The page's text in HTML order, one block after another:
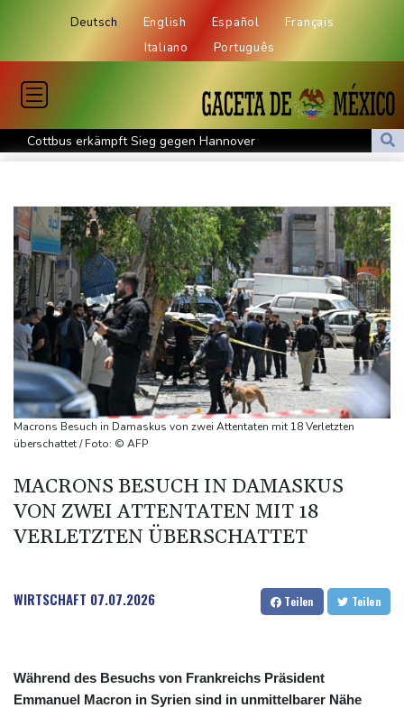
Deutsch English Español
Français
Italiano
Português
Cottbus erkämpft Sieg gegen Hannover
Überragender Zoma schießt Nürnberg zum Auftaktsieg
Flugstreichungen und Evakuierungen: Taifun "Dolphin" in
Ostchina auf Land getroffen
Nächster Dreifachsieg für Aprilia - Fernández triumphiert
Verkehrsminister Bilger will Boni von Bahnmanagern an Ziele
knüpfen
Bericht: Trotz Sanierung nur jeder vierte Zug zwischen Hamburg
und Berlin pünktlich
FC Bayern: Kompany setzt auf Musiala
Waldbrände in Kanada: Notstand in Provinz British Columbia
ausgerufen
in Köln
Macrons Besuch in Damaskus von zwei Attentaten mit 18 Verletzten
überschattet / Foto: © AFP
MACRONS BESUCH IN DAMASKUS
VON ZWEI ATTENTATEN MIT 18
VERLETZTEN ÜBERSCHATTET
WIRTSCHAFT 07.07.2026 Teilen Teilen
Während des Besuchs von Frankreichs Präsident
Emmanuel Macron in Syrien sind in unmittelbarer Nähe